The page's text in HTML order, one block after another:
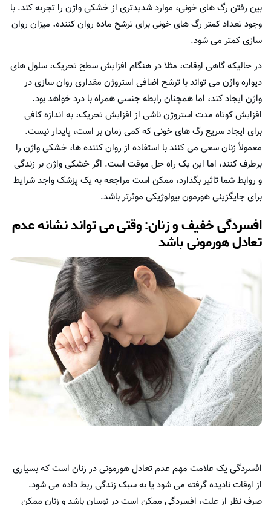
بین رفتن رگ های خونی، موارد شدیدتری از خشکی واژن را تجربه کند. با
وجود تعداد کمتر رگ های خونی برای ترشح ماده روان کننده، میزان روان
سازی کمتر می شود.
در حالیکه گاهی اوقات، مثلا در هنگام افزایش سطح تحریک، سلول های
دیواره واژن می تواند با ترشح اضافی استروژن مقداری روان سازی در
واژن ایجاد کند، اما همچنان رابطه جنسی همراه با درد خواهد بود.
افزایش کوتاه مدت استروژن ناشی از افزایش تحریک، به اندازه کافی
برای ایجاد سریع رگ های خونی که کمی زمان بر است، پایدار نیست.
معمولاً زنان سعی می کنند با استفاده از روان کننده ها، خشکی واژن را
برطرف کنند، اما این یک راه حل موقت است. اگر خشکی واژن بر زندگی
و روابط شما تاثیر بگذارد، ممکن است مراجعه به یک پزشک واجد شرایط
برای جایگزینی هورمون بیولوژیکی موثرتر باشد.
افسردگی خفیف و زنان: وقتی می تواند نشانه عدم
تعادل هورمونی باشد
افسردگی یک علامت مهم عدم تعادل هورمونی در زنان است که بسیاری
از اوقات نادیده گرفته می شود یا به سبک زندگی ربط داده می شود.
صرف نظر از علت، افسردگی ممکن است در نوسان باشد و زنان ممکن